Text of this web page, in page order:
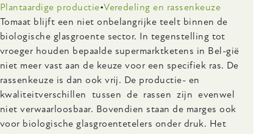
Plantaardige productie Veredeling en rassenkeuze
Body
Tomaat blijft een niet onbelangrijke teelt binnen de
biologische glasgroente sector. In tegenstelling tot
vroeger houden bepaalde supermarktketens in Bel-gië
niet meer vast aan de keuze voor een specifiek ras. De
rassenkeuze is dan ook vrij. De productie- en
kwaliteitverschillen tussen de rassen zijn evenwel
niet verwaarloosbaar. Bovendien staan de marges ook
voor biologische glasgroentetelers onder druk. Het